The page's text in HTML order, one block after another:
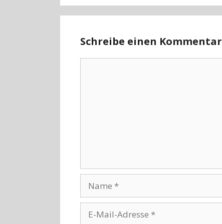
Schreibe einen Kommentar
Mail-